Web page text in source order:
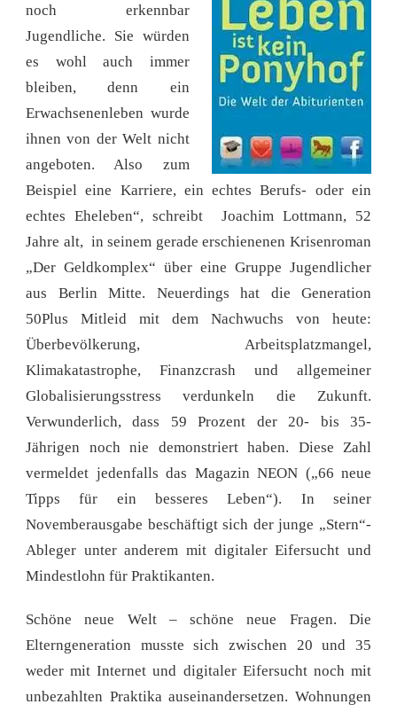
noch erkennbar
Jugendliche. Sie würden
es wohl auch immer
bleiben, denn ein
Erwachsenenleben wurde
ihnen von der Welt nicht
angeboten. Also zum
Beispiel eine Karriere, ein echtes Berufs- oder ein
echtes Eheleben“, schreibt Joachim Lottmann, 52
Jahre alt, in seinem gerade erschienenen Krisenroman
„Der Geldkomplex“ über eine Gruppe Jugendlicher
aus Berlin Mitte. Neuerdings hat die Generation
50Plus Mitleid mit dem Nachwuchs von heute:
Überbevölkerung, Arbeitsplatzmangel,
Klimakatastrophe, Finanzcrash und allgemeiner
Globalisierungsstress verdunkeln die Zukunft.
Verwunderlich, dass 59 Prozent der 20- bis 35-
Jährigen noch nie demonstriert haben. Diese Zahl
vermeldet jedenfalls das Magazin NEON („66 neue
Tipps für ein besseres Leben“). In seiner
Novemberausgabe beschäftigt sich der junge „Stern“-
Ableger unter anderem mit digitaler Eifersucht und
Mindestlohn für Praktikanten.
Schöne neue Welt – schöne neue Fragen. Die
Elterngeneration musste sich zwischen 20 und 35
weder mit Internet und digitaler Eifersucht noch mit
unbezahlten Praktika auseinandersetzen. Wohnungen